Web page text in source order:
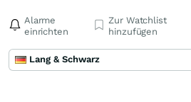
Alarme
einrichten
Zur Watchlist
hinzufügen
Lang & Schwarz